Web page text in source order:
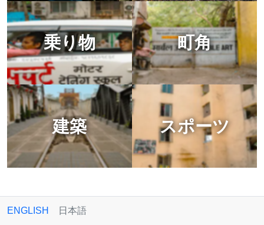
乗り物 町角
建築 スポーツ
ENGLISH 日本語